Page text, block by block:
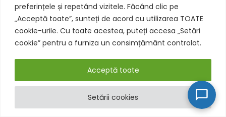
preferințele și repetând vizitele. Făcând clic pe
„Acceptă toate”, sunteți de acord cu utilizarea TOATE
cookie-urile. Cu toate acestea, puteți accesa „Setări
cookie” pentru a furniza un consimțământ controlat.
Setării cookies
Acceptă toate
Acceptăm Carduri de Vacanță: Pluxxe, Edenred, Up România
Respinge